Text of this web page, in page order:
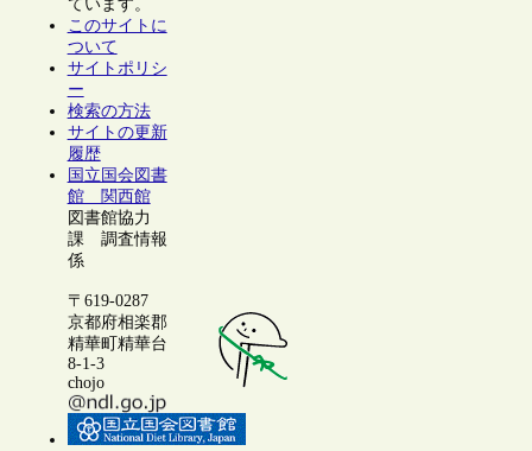
ています。
このサイトに
ついて
サイトポリシ
ー
検索の方法
サイトの更新
履歴
国立国会図書
館 関西館
図書館協力
課 調査情報
係
〒619-0287
京都府相楽郡
精華町精華台
8-1-3
chojo